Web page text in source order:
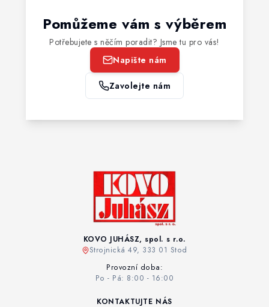
Pomůžeme vám s výběrem
Potřebujete s něčím poradit? Jsme tu pro vás!
Napište nám
Zavolejte nám
KOVO JUHÁSZ, spol. s r.o.
Strojnická 49, 333 01 Stod
Provozní doba:
Po - Pá: 8:00 - 16:00
KONTAKTUJTE NÁS